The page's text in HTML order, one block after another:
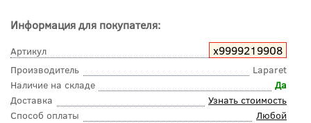
Информация для покупателя:
Артикул х9999219908
Производитель
Laparet
Наличие на складе
Да
Доставка
Узнать стоимость
Способ оплаты
Любой